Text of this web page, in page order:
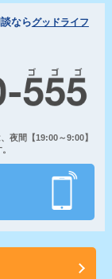
ならグッドライフ
夜間【19:00～9:00】